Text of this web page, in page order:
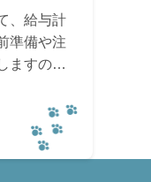
、給与計
準備や注
ますの